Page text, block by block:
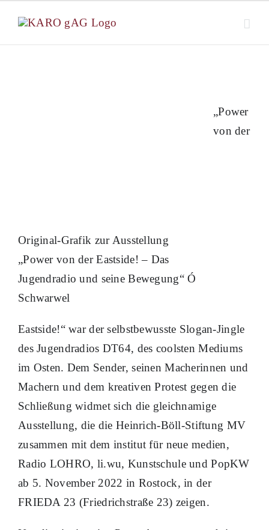
Inhalt
springen
Original-Grafik zur Ausstellung
„Power von der Eastside! – Das
Jugendradio und seine Bewegung“ Ó
Schwarwel
„Power
von der
Eastside!“ war der selbstbewusste Slogan-Jingle
des Jugendradios DT64, des coolsten Mediums
im Osten. Dem Sender, seinen Macherinnen und
Machern und dem kreativen Protest gegen die
Schließung widmet sich die gleichnamige
Ausstellung, die die Heinrich-Böll-Stiftung MV
zusammen mit dem institut für neue medien,
Radio LOHRO, li.wu, Kunstschule und PopKW
ab 5. November 2022 in Rostock, in der
FRIEDA 23 (Friedrichstraße 23) zeigen.